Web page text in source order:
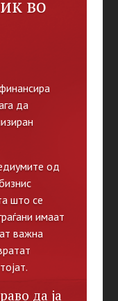
во
да
од
што се
имаат
важна
да ја